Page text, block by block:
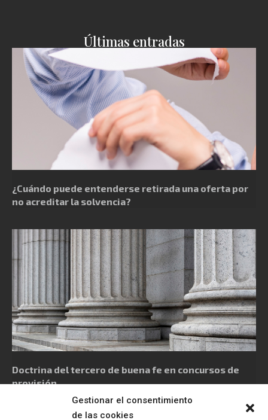
Gestionar el consentimiento
de las cookies
Últimas entradas
¿Cuándo puede entenderse retirada una oferta por
no acreditar la solvencia?
Doctrina del tercero de buena fe en concursos de
provisión